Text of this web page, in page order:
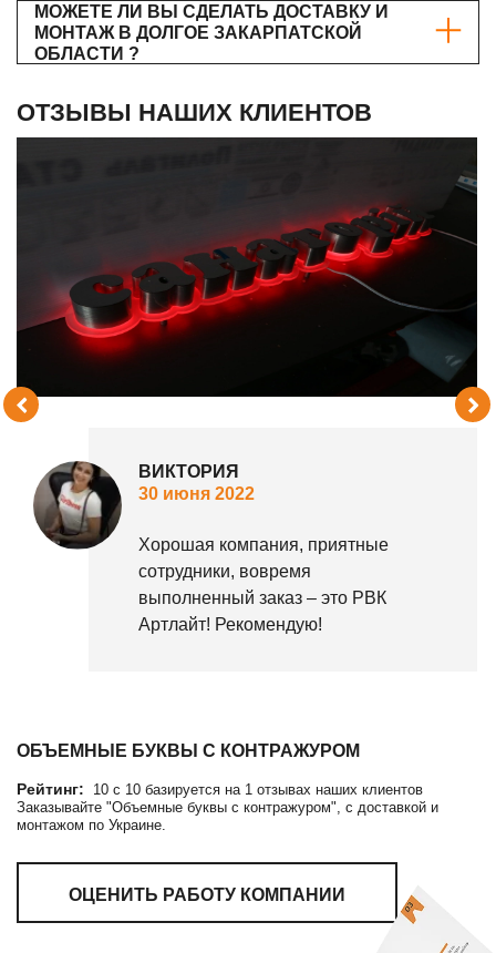
МОЖЕТЕ ЛИ ВЫ СДЕЛАТЬ ДОСТАВКУ И
МОНТАЖ В ДОЛГОЕ ЗАКАРПАТСКОЙ
ОБЛАСТИ ?
ОТЗЫВЫ НАШИХ КЛИЕНТОВ
ВИКТОРИЯ
30 июня 2022
Хорошая компания, приятные
сотрудники, вовремя
выполненный заказ – это РВК
Артлайт! Рекомендую!
ОБЪЕМНЫЕ БУКВЫ С КОНТРАЖУРОМ
Рейтинг: 10 c 10 базируется на 1 отзывах наших клиентов
Заказывайте "Объемные буквы с контражуром", с доставкой и
монтажом по Украине.
ОЦЕНИТЬ РАБОТУ КОМПАНИИ